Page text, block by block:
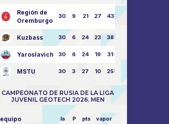
Región de
Oremburgo
30 9 21 27 43:73
Kuzbass 30 6 24 23 38:76
Yaroslavich 30 6 24 19 31:80
MSTU 30 3 27 10 25:87
CAMPEONATO DE RUSIA DE LA LIGA
JUVENIL GEOTECH 2026. MEN
equipo la P pts vapor